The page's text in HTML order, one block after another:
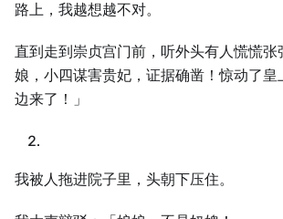
路上，我越想越不对。
直到走到崇贞宫门前，听外头有人慌慌张
娘，小四谋害贵妃，证据确凿！惊动了皇
边来了！」
我被人拖进院子里，头朝下压住。